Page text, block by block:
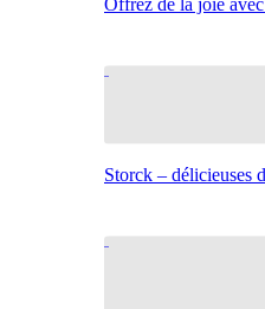
Offrez de la joie
Storck – délicieuses